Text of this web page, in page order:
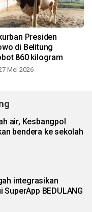
Presiden
di Belitung
860 kilogram
Mei 2026
air, Kesbangpol
bendera ke sekolah
integrasikan
BEDULANG